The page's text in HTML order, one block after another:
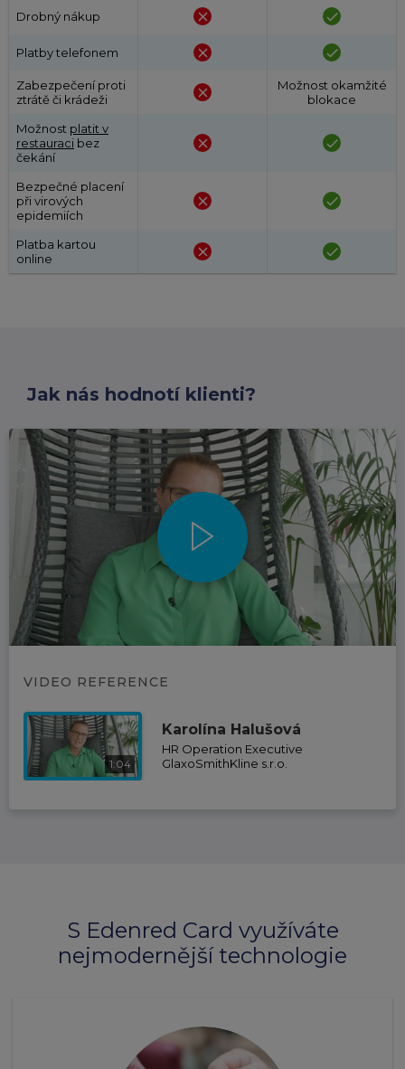
Drobný nákup close done
Platby telefonem close done
Zabezpečení proti
ztrátě či krádeži
close
Možnost okamžité
blokace
Možnost platit v
restauraci bez
čekání
close done
Bezpečné placení
při virových
epidemiích
close done
Platba kartou
online
close done
Jak nás hodnotí klienti?
VIDEO REFERENCE
1:04
Karolína Halušová
HR Operation Executive
GlaxoSmithKline s.r.o.
S Edenred Card využíváte
nejmodernější technologie